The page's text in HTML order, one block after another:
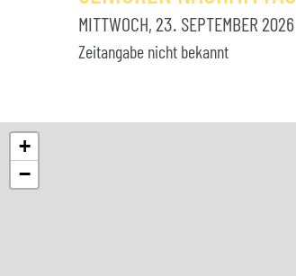
MITTWOCH, 23. SEPTEMBER 2026
Zeitangabe nicht bekannt
+
−